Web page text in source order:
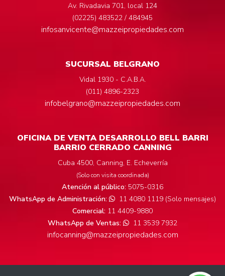
Av. Rivadavia 701, local 124
(02225) 483522 / 484945
infosanvicente@mazzeipropiedades.com
SUCURSAL BELGRANO
Vidal 1930 - C.A.B.A.
(011) 4896-2323
infobelgrano@mazzeipropiedades.com
OFICINA DE VENTA DESARROLLO BELL BARRI
BARRIO CERRADO CANNING
Cuba 4500, Canning, E. Echeverría
(Solo con visita coordinada)
Atención al público: 5075-0316
WhatsApp de Administración:
11 4080 1119 (Solo mensajes)
Comercial: 11 4409-9880
WhatsApp de Ventas:
11 3539 7932
infocanning@mazzeipropiedades.com